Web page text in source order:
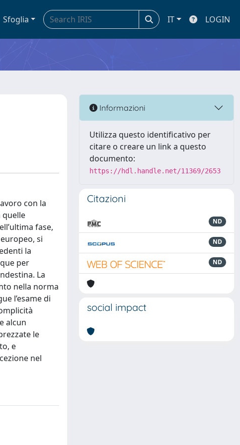
Sfoglia IT LOGIN
con la
quelle
fase,
si
la
per
La
nella norma
l’esame di
alcun
le
e
nel
Informazioni
Utilizza questo identificativo per
citare o creare un link a questo
documento:
https://hdl.handle.net/11369/2653
Citazioni
ND
ND
ND
social impact